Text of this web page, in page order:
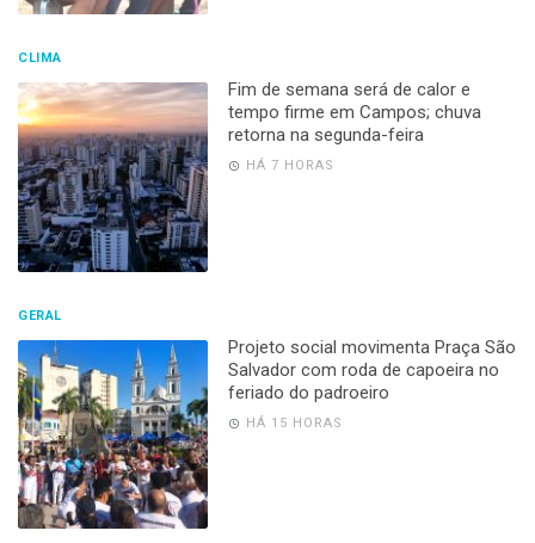
CLIMA
Fim de semana será de calor e
tempo firme em Campos; chuva
retorna na segunda-feira
HÁ 7 HORAS
GERAL
Projeto social movimenta Praça São
Salvador com roda de capoeira no
feriado do padroeiro
HÁ 15 HORAS